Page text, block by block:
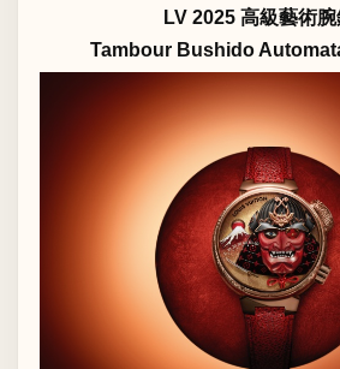
LV 2025 高級藝術腕
Tambour Bushido